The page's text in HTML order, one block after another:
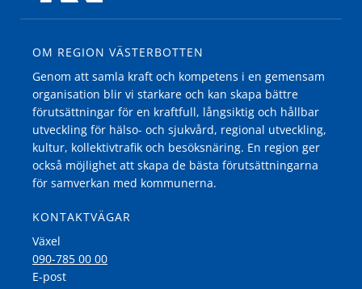
OM REGION VÄSTERBOTTEN
Genom att samla kraft och kompetens i en gemensam
organisation blir vi starkare och kan skapa bättre
förutsättningar för en kraftfull, långsiktig och hållbar
utveckling för hälso- och sjukvård, regional utveckling,
kultur, kollektivtrafik och besöksnäring. En region ger
också möjlighet att skapa de bästa förutsättningarna
för samverkan med kommunerna.
KONTAKTVÄGAR
Växel
090-785 00 00
E-post